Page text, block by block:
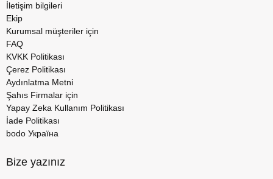
İletişim bilgileri
Ekip
Kurumsal müşteriler için
FAQ
KVKK Politikası
Çerez Politikası
Aydınlatma Metni
Şahıs Firmalar için
Yapay Zeka Kullanım Politikası
İade Politikası
bodo Україна
Bize yazınız